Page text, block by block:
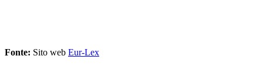
Fonte: Sito web Eur-Lex